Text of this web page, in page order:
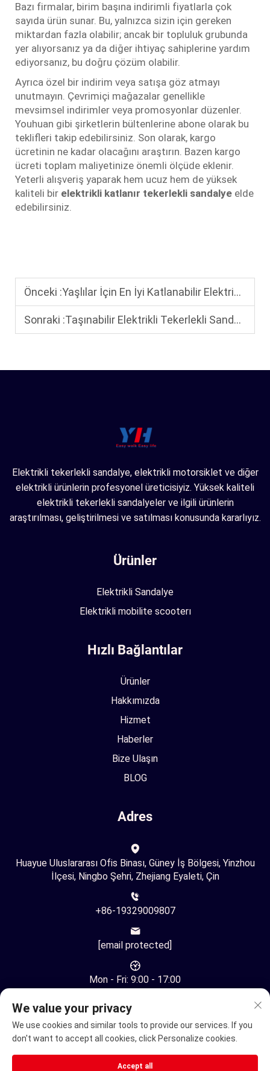
Bazı firmalar, birim başına indirimli fiyatlarla çok
sayıda ürün sunar. Bu, yalnızca sizin için gereken
miktardan fazla olabilir; ancak bir topluluk grubunda
yer alıyorsanız ya da diğer ihtiyaç sahiplerine yardım
ediyorsanız, bu doğru çözüm olabilir.
Ayrıca özel bir indirim veya satışa göz atmayı
unutmayın. Çevrimiçi mağazalar genellikle
mevsimsel indirimler veya promosyonlar düzenler.
Youhuan gibi şirketlerin bültenlerine abone olarak bu
teklifleri takip edebilirsiniz. Son olarak, kargo
ücretinin ne kadar olacağını araştırın. Bazen kargo
ücreti toplam maliyetinize önemli ölçüde eklenir.
Yeterli alışveriş yaparak hem ucuz hem de yüksek
kaliteli bir elektrikli katlanır tekerlekli sandalye elde
edebilirsiniz.
Önceki :Yaşlılar İçin En İyi Katlanabilir Elektrikli Tekerlekli Sandalyeler: Küçük Alanlarda Katlaması ve Saklaması Kolay
Sonraki :Taşınabilir Elektrikli Tekerlekli Sandalye Nasıl Seçilir: Yaşlılar İçin Dikkat Edilmesi Gereken Temel Özellikler
Elektrikli tekerlekli sandalye, elektrikli motorsiklet ve diğer
elektrikli ürünlerin profesyonel üreticisiyiz. Yüksek kaliteli
elektrikli tekerlekli sandalyeler ve ilgili ürünlerin
araştırılması, geliştirilmesi ve satılması konusunda kararlıyız.
Ürünler
Elektrikli Sandalye
Elektrikli mobilite scooterı
Hızlı Bağlantılar
Ürünler
Hakkımızda
Hizmet
Haberler
Bize Ulaşın
BLOG
Adres
Huayue Uluslararası Ofis Binası, Güney İş Bölgesi, Yinzhou
İlçesi, Ningbo Şehri, Zhejiang Eyaleti, Çin
+86-19329009807
[email protected]
Mon - Fri: 9:00 - 17:00
Telif Hakkı © Ningbo Youhuan Otomasyon Teknolojisi A.Ş. Tüm
We value your privacy
We use cookies and similar tools to provide our services. If you
don't want to accept all cookies, click Personalize cookies.
Accept all